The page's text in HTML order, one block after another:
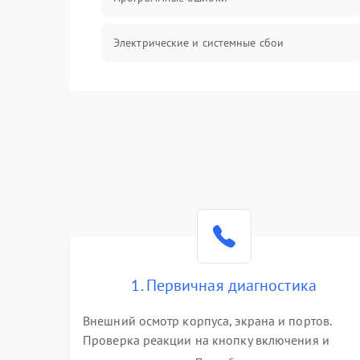
Электрические и системные сбои
Система охлаждения
1. Первичная диагностика
Внешний осмотр корпуса, экрана и портов.
Проверка реакции на кнопку включения и